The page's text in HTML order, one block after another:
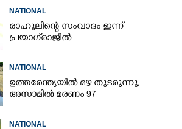
NATIONAL
രാഹുലിന്റെ സംവാദം ഇന്ന്
പ്രയാഗ്‌രാജിൽ
NATIONAL
ഉത്തരേന്ത്യയിൽ മഴ തുടരുന്നു,​
അസാമിൽ മരണം 97
NATIONAL